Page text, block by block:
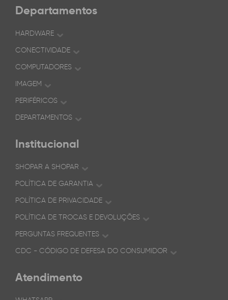
Departamentos
HARDWARE
CONECTIVIDADE
COMPUTADORES
IMAGEM
PERIFÉRICOS
DEPARTAMENTOS
Institucional
SHOPAR A SHOPAR
POLÍTICA DE GARANTIA
POLÍTICA DE PRIVACIDADE
POLÍTICA DE TROCAS E DEVOLUÇÕES
PERGUNTAS FREQUENTES
CDC - CÓDIGO DE DEFESA DO CONSUMIDOR
Atendimento